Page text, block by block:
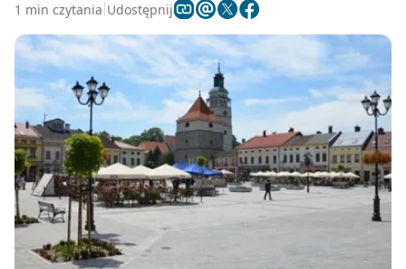
1 min czytania Udostępnij